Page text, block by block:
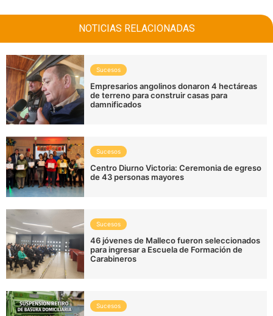
NOTICIAS RELACIONADAS
Sucesos
Empresarios angolinos donaron 4 hectáreas
de terreno para construir casas para
damnificados
Sucesos
Centro Diurno Victoria: Ceremonia de egreso
de 43 personas mayores
Sucesos
46 jóvenes de Malleco fueron seleccionados
para ingresar a Escuela de Formación de
Carabineros
Sucesos